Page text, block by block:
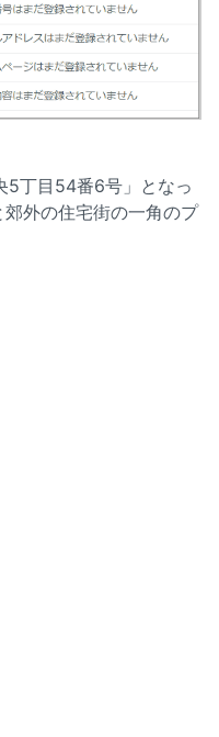
5丁目54番6号」となっ
外の住宅街の一角のプ